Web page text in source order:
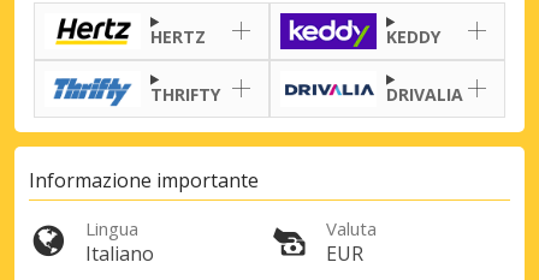
HERTZ KEDDY
THRIFTY DRIVALIA
Informazione importante
Lingua
Italiano
Valuta
EUR